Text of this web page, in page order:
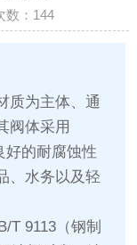
： 144
质为主体、通
阀体采用
好的耐腐蚀性
、水务以及轻
T 9113（钢制